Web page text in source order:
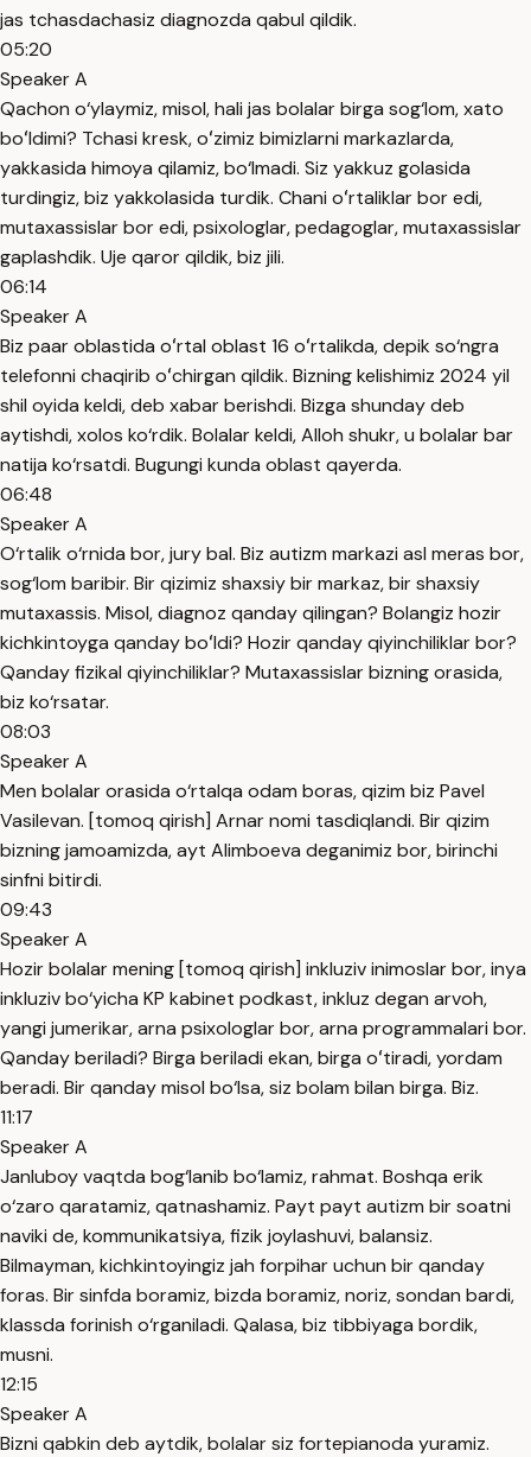
jas tchasdachasiz diagnozda qabul qildik.
05:20
Speaker A
Qachon o‘ylaymiz, misol, hali jas bolalar birga sog‘lom, xato
boʻldimi? Tchasi kresk, oʻzimiz bimizlarni markazlarda,
yakkasida himoya qilamiz, bo‘lmadi. Siz yakkuz golasida
turdingiz, biz yakkolasida turdik. Chani oʻrtaliklar bor edi,
mutaxassislar bor edi, psixologlar, pedagoglar, mutaxassislar
gaplashdik. Uje qaror qildik, biz jili.
06:14
Speaker A
Biz paar oblastida oʻrtal oblast 16 oʻrtalikda, depik so‘ngra
telefonni chaqirib oʻchirgan qildik. Bizning kelishimiz 2024 yil
shil oyida keldi, deb xabar berishdi. Bizga shunday deb
aytishdi, xolos ko‘rdik. Bolalar keldi, Alloh shukr, u bolalar bar
natija ko‘rsatdi. Bugungi kunda oblast qayerda.
06:48
Speaker A
O‘rtalik o‘rnida bor, jury bal. Biz autizm markazi asl meras bor,
sog‘lom baribir. Bir qizimiz shaxsiy bir markaz, bir shaxsiy
mutaxassis. Misol, diagnoz qanday qilingan? Bolangiz hozir
kichkintoyga qanday boʻldi? Hozir qanday qiyinchiliklar bor?
Qanday fizikal qiyinchiliklar? Mutaxassislar bizning orasida,
biz ko‘rsatar.
08:03
Speaker A
Men bolalar orasida o‘rtalqa odam boras, qizim biz Pavel
Vasilevan. [tomoq qirish] Arnar nomi tasdiqlandi. Bir qizim
bizning jamoamizda, ayt Alimboeva deganimiz bor, birinchi
sinfni bitirdi.
09:43
Speaker A
Hozir bolalar mening [tomoq qirish] inkluziv inimoslar bor, inya
inkluziv bo‘yicha KP kabinet podkast, inkluz degan arvoh,
yangi jumerikar, arna psixologlar bor, arna programmalari bor.
Qanday beriladi? Birga beriladi ekan, birga oʻtiradi, yordam
beradi. Bir qanday misol bo‘lsa, siz bolam bilan birga. Biz.
11:17
Speaker A
Janluboy vaqtda bog‘lanib bo‘lamiz, rahmat. Boshqa erik
o‘zaro qaratamiz, qatnashamiz. Payt payt autizm bir soatni
naviki de, kommunikatsiya, fizik joylashuvi, balansiz.
Bilmayman, kichkintoyingiz jah forpihar uchun bir qanday
foras. Bir sinfda boramiz, bizda boramiz, noriz, sondan bardi,
klassda forinish o‘rganiladi. Qalasa, biz tibbiyaga bordik,
musni.
12:15
Speaker A
Bizni qabkin deb aytdik, bolalar siz fortepianoda yuramiz.